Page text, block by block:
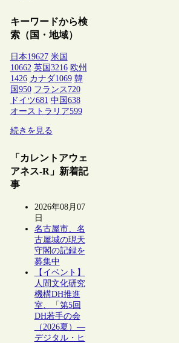
キーワードから検
索（国・地域）
日本19627 米国
10662 英国 3216 欧州
1426 カナダ1069 韓
国 950 フランス 720
ドイツ681 中国 638
オーストラリア599
続きを見る
「カレントアウェ
アネス-R」新着記
事
2026年08月07
日
名古屋市、名
古屋城の現天
守閣の記録を
募集中
【イベント】
人間文化研究
機構DH推進
室、「第5回
DH若手の会
（2026夏）―
デジタル・ヒ